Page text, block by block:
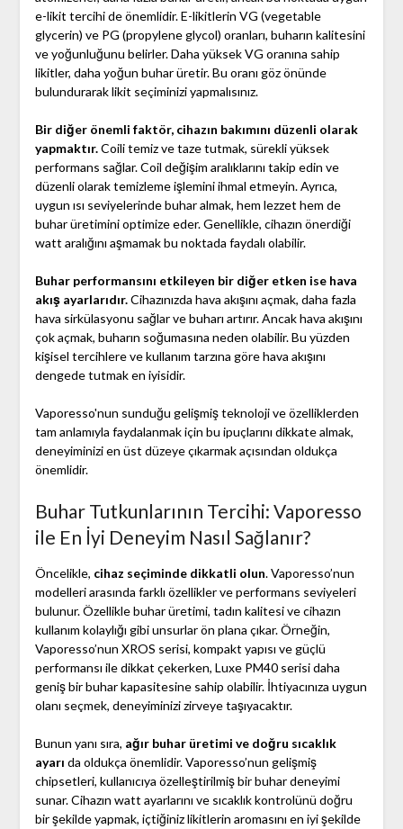
e-likit tercihi de önemlidir. E-likitlerin VG (vegetable
glycerin) ve PG (propylene glycol) oranları, buharın kalitesini
ve yoğunluğunu belirler. Daha yüksek VG oranına sahip
likitler, daha yoğun buhar üretir. Bu oranı göz önünde
bulundurarak likit seçiminizi yapmalısınız.
Bir diğer önemli faktör, cihazın bakımını düzenli olarak
yapmaktır.Coili temiz ve taze tutmak, sürekli yüksek
performans sağlar. Coil değişim aralıklarını takip edin ve
düzenli olarak temizleme işlemini ihmal etmeyin. Ayrıca,
uygun ısı seviyelerinde buhar almak, hem lezzet hem de
buhar üretimini optimize eder. Genellikle, cihazın önerdiği
watt aralığını aşmamak bu noktada faydalı olabilir.
Buhar performansını etkileyen bir diğer etken ise hava
akış ayarlarıdır.Cihazınızda hava akışını açmak, daha fazla
hava sirkülasyonu sağlar ve buharı artırır. Ancak hava akışını
çok açmak, buharın soğumasına neden olabilir. Bu yüzden
kişisel tercihlere ve kullanım tarzına göre hava akışını
dengede tutmak en iyisidir.
Vaporesso'nun sunduğu gelişmiş teknoloji ve özelliklerden
tam anlamıyla faydalanmak için bu ipuçlarını dikkate almak,
deneyiminizi en üst düzeye çıkarmak açısından oldukça
önemlidir.
Buhar Tutkunlarının Tercihi: Vaporesso
ile En İyi Deneyim Nasıl Sağlanır?
Öncelikle, cihaz seçiminde dikkatli olun. Vaporesso’nun
modelleri arasında farklı özellikler ve performans seviyeleri
bulunur. Özellikle buhar üretimi, tadın kalitesi ve cihazın
kullanım kolaylığı gibi unsurlar ön plana çıkar. Örneğin,
Vaporesso’nun XROS serisi, kompakt yapısı ve güçlü
performansı ile dikkat çekerken, Luxe PM40 serisi daha
geniş bir buhar kapasitesine sahip olabilir. İhtiyacınıza uygun
olanı seçmek, deneyiminizi zirveye taşıyacaktır.
Bunun yanı sıra, ağır buhar üretimi ve doğru sıcaklık
ayarı da oldukça önemlidir. Vaporesso’nun gelişmiş
chipsetleri, kullanıcıya özelleştirilmiş bir buhar deneyimi
sunar. Cihazın watt ayarlarını ve sıcaklık kontrolünü doğru
bir şekilde yapmak, içtiğiniz likitlerin aromasını en iyi şekilde